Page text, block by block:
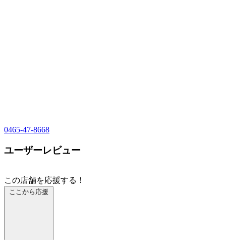
0465-47-8668
ユーザーレビュー
この店舗を応援する！
ここから応援